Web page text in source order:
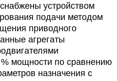
устройством
подачи методом
приводного
агрегаты
мощности по сравнению
назначения с